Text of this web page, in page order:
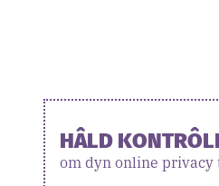
HÂLD
om dyn online privacy